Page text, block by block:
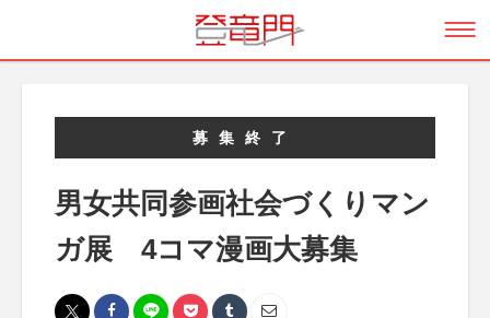
募集終了
男女共同参画社会づくりマン
ガ展 4コマ漫画大募集